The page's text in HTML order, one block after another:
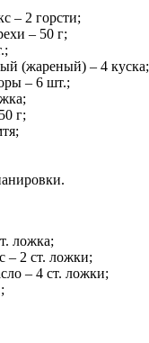
– 2 горсти;
– 50 г;
(жареный) – 4 куска;
– 6 шт.;
г;
ложка;
– 2 ст. ложки;
– 4 ст. ложки;